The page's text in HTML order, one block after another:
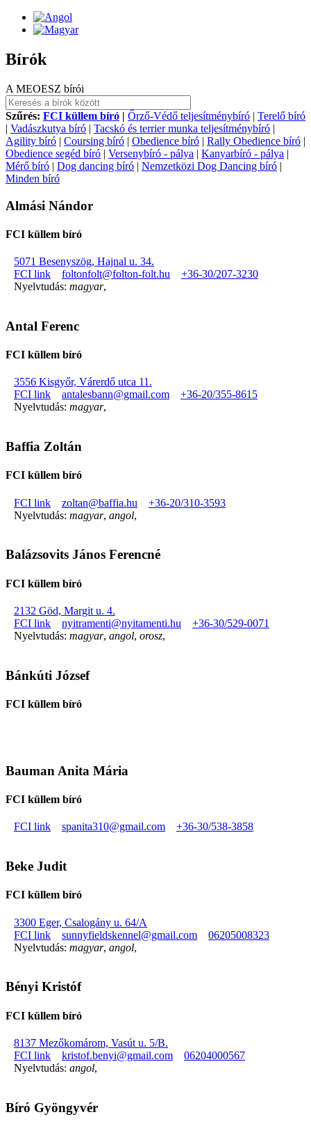
Bírók
A MEOESZ bírói
Szűrés: FCI küllem bíró | Őrző-Védő teljesítménybíró | Terelő bíró
| Vadászkutya bíró | Tacskó és terrier munka teljesítménybíró |
Agility bíró | Coursing bíró | Obedience bíró | Rally Obedience bíró |
Obedience segéd bíró | Versenybíró - pálya | Kanyarbíró - pálya |
Mérő bíró | Dog dancing bíró | Nemzetközi Dog Dancing bíró |
Minden bíró
Almási Nándor
FCI küllem bíró
5071 Besenyszög, Hajnal u. 34.
FCI link
foltonfolt@folton-folt.hu
+36-30/207-3230
Nyelvtudás: magyar,
Antal Ferenc
FCI küllem bíró
3556 Kisgyőr, Várerdő utca 11.
FCI link
antalesbann@gmail.com
+36-20/355-8615
Nyelvtudás: magyar,
Baffia Zoltán
FCI küllem bíró
FCI link zoltan@baffia.hu
+36-20/310-3593
Nyelvtudás: magyar, angol,
Balázsovits János Ferencné
FCI küllem bíró
2132 Göd, Margit u. 4.
FCI link
nyitramenti@nyitamenti.hu
+36-30/529-0071
Nyelvtudás: magyar, angol, orosz,
Bánkúti József
FCI küllem bíró
Bauman Anita Mária
FCI küllem bíró
FCI link spanita310@gmail.com +36-30/538-3858
Beke Judit
FCI küllem bíró
3300 Eger, Csalogány u. 64/A
FCI link
sunnyfieldskennel@gmail.com
06205008323
Nyelvtudás: magyar, angol,
Bényi Kristóf
FCI küllem bíró
8137 Mezőkomárom, Vasút u. 5/B.
FCI link
kristof.benyi@gmail.com
06204000567
Nyelvtudás: angol,
Bíró Gyöngyvér